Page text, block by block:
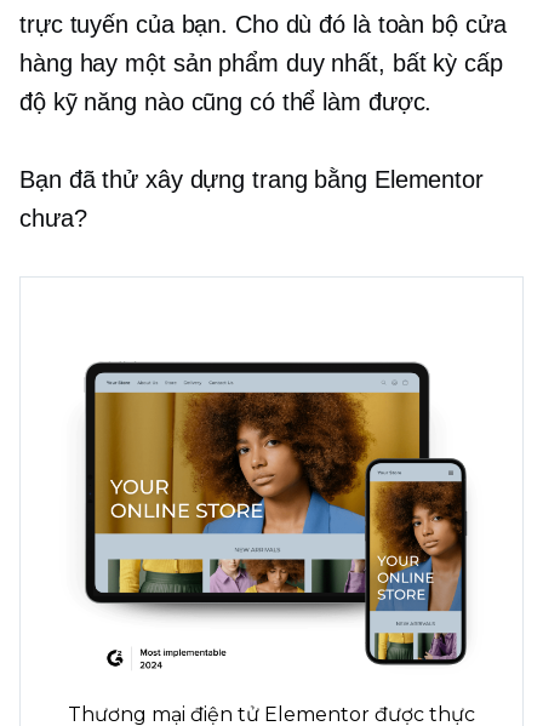
trực tuyến của bạn. Cho dù đó là toàn bộ cửa
hàng hay một sản phẩm duy nhất, bất kỳ cấp
độ kỹ năng nào cũng có thể làm được.
Bạn đã thử xây dựng trang bằng Elementor
chưa?
Thương mại điện tử Elementor được thực